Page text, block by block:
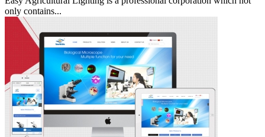
only contains...